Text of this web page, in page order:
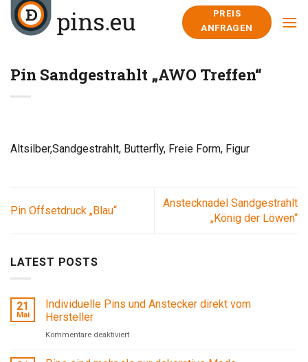
Skip
content
PREIS
ANFRAGEN
Pin Sandgestrahlt „AWO Treffen“
Altsilber,Sandgestrahlt, Butterfly, Freie Form, Figur
Pin Offsetdruck „Blau“
Anstecknadel Sandgestrahlt
„König der Löwen“
LATEST POSTS
21
Mai
Individuelle Pins und Anstecker direkt vom
Hersteller
Kommentare deaktiviertfür